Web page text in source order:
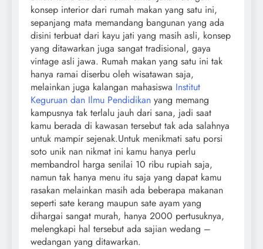
konsep interior dari rumah makan yang satu ini,
sepanjang mata memandang bangunan yang ada
disini terbuat dari kayu jati yang masih asli, konsep
yang ditawarkan juga sangat tradisional, gaya
vintage asli jawa. Rumah makan yang satu ini tak
hanya ramai diserbu oleh wisatawan saja,
melainkan juga kalangan mahasiswa Institut
Keguruan dan Ilmu Pendidikan yang memang
kampusnya tak terlalu jauh dari sana, jadi saat
kamu berada di kawasan tersebut tak ada salahnya
untuk mampir sejenak.Untuk menikmati satu porsi
soto unik nan nikmat ini kamu hanya perlu
membandrol harga senilai 10 ribu rupiah saja,
namun tak hanya menu itu saja yang dapat kamu
rasakan melainkan masih ada beberapa makanan
seperti sate kerang maupun sate ayam yang
dihargai sangat murah, hanya 2000 pertusuknya,
melengkapi hal tersebut ada sajian wedang –
wedangan yang ditawarkan.